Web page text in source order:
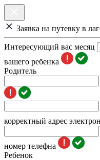
Заявка на путевку в
Интересующий вас месяц
вашего ребенка
Родитель
корректный адрес
номер телефна
Ребенок